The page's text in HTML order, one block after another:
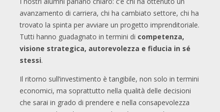
avanzamento di carriera, chi ha cambiato settore, chi ha
trovato la spinta per avviare un progetto imprenditoriale.
Tutti hanno guadagnato in termini di competenza,
visione strategica, autorevolezza e fiducia in sé
stessi.
Il ritorno sull’investimento è tangibile, non solo in termini
economici, ma soprattutto nella qualità delle decisioni
che sarai in grado di prendere e nella consapevolezza